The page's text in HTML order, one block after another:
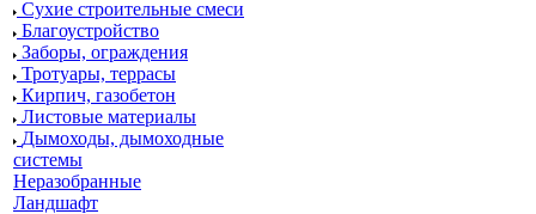
Сухие строительные смеси
Благоустройство
Заборы, ограждения
Тротуары, террасы
Кирпич, газобетон
Листовые материалы
Дымоходы, дымоходные
системы
Неразобранные
Ландшафт